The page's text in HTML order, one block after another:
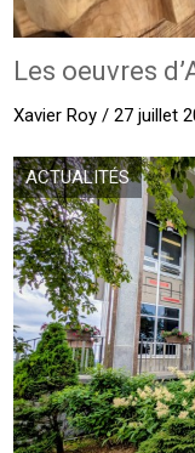
Les oeuvres
Xavier Roy / 27 juillet
ACTUALITÉS